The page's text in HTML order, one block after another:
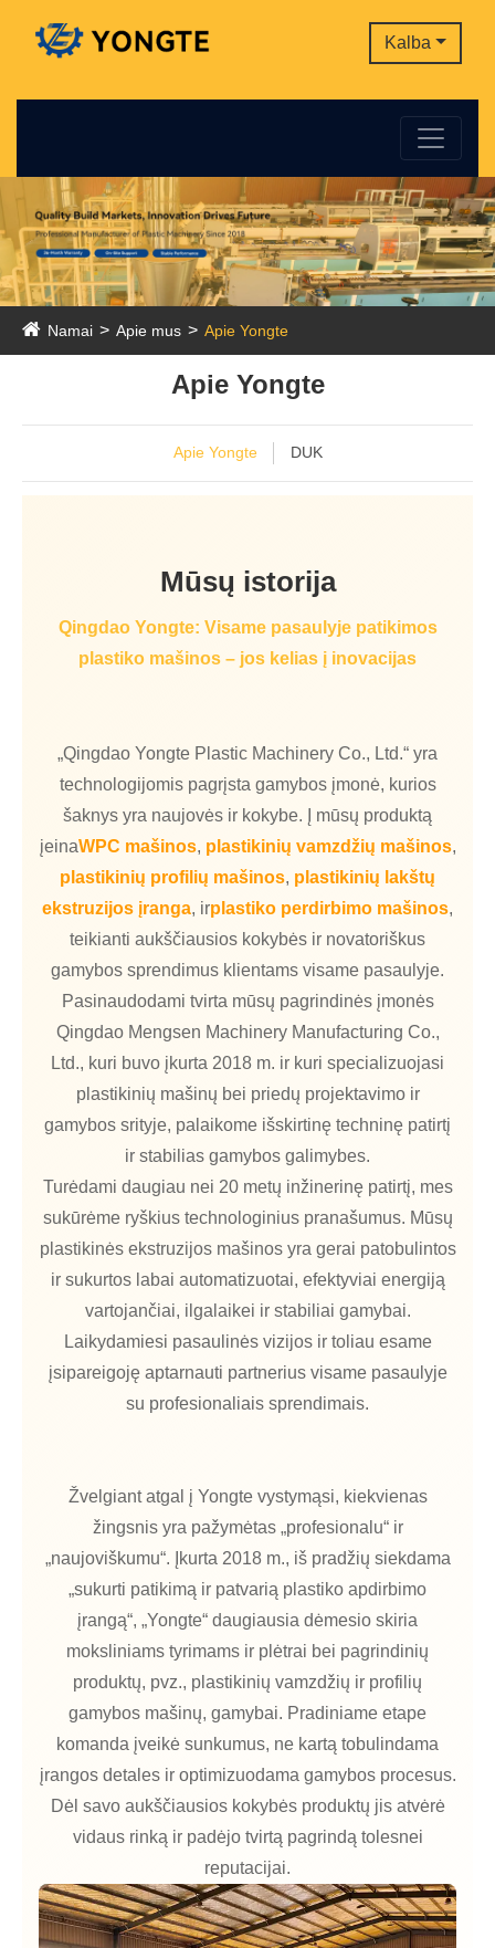
Kalba
Namai Apie mus Apie Yongte
Apie Yongte
Apie Yongte DUK
Mūsų istorija
Qingdao Yongte: Visame pasaulyje patikimos
plastiko mašinos – jos kelias į inovacijas
„Qingdao Yongte Plastic Machinery Co., Ltd.“ yra
technologijomis pagrįsta gamybos įmonė, kurios
šaknys yra naujovės ir kokybe. Į mūsų produktą
įeinaWPC mašinos, plastikinių vamzdžių mašinos,
plastikinių profilių mašinos, plastikinių lakštų
ekstruzijos įranga, irplastiko perdirbimo mašinos,
teikianti aukščiausios kokybės ir novatoriškus
gamybos sprendimus klientams visame pasaulyje.
Pasinaudodami tvirta mūsų pagrindinės įmonės
Qingdao Mengsen Machinery Manufacturing Co.,
Ltd., kuri buvo įkurta 2018 m. ir kuri specializuojasi
plastikinių mašinų bei priedų projektavimo ir
gamybos srityje, palaikome išskirtinę techninę patirtį
ir stabilias gamybos galimybes.
Turėdami daugiau nei 20 metų inžinerinę patirtį, mes
sukūrėme ryškius technologinius pranašumus. Mūsų
plastikinės ekstruzijos mašinos yra gerai patobulintos
ir sukurtos labai automatizuotai, efektyviai energiją
vartojančiai, ilgalaikei ir stabiliai gamybai.
Laikydamiesi pasaulinės vizijos ir toliau esame
įsipareigoję aptarnauti partnerius visame pasaulyje
su profesionaliais sprendimais.
Žvelgiant atgal į Yongte vystymąsi, kiekvienas
žingsnis yra pažymėtas „profesionalu“ ir
„naujoviškumu“. Įkurta 2018 m., iš pradžių siekdama
„sukurti patikimą ir patvarią plastiko apdirbimo
įrangą“, „Yongte“ daugiausia dėmesio skiria
moksliniams tyrimams ir plėtrai bei pagrindinių
produktų, pvz., plastikinių vamzdžių ir profilių
gamybos mašinų, gamybai. Pradiniame etape
komanda įveikė sunkumus, ne kartą tobulindama
įrangos detales ir optimizuodama gamybos procesus.
Dėl savo aukščiausios kokybės produktų jis atvėrė
vidaus rinką ir padėjo tvirtą pagrindą tolesnei
reputacijai.